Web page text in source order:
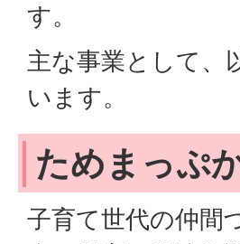
す。
主な事業として、
います。
ためまっぷ
子育て世代の仲間